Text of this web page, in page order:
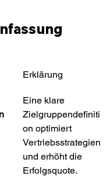
Erklärung
Eine klare
Zielgruppendefiniti
on optimiert
Vertriebsstrategien
und erhöht die
Erfolgsquote.